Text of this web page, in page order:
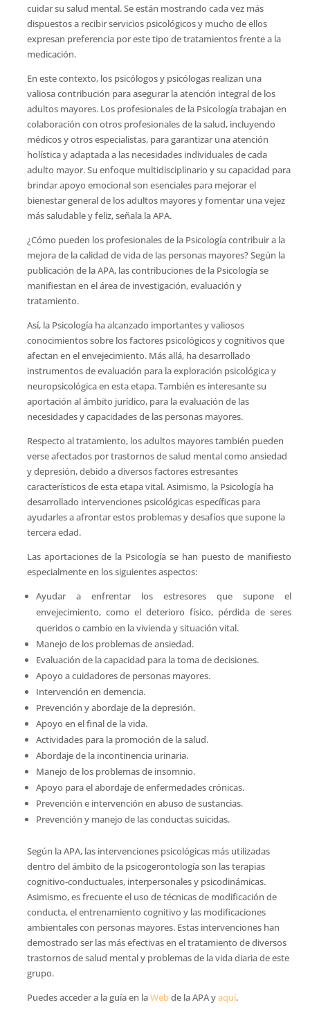
cuidar su salud mental. Se están mostrando cada vez más
dispuestos a recibir servicios psicológicos y mucho de ellos
expresan preferencia por este tipo de tratamientos frente a la
medicación.
En este contexto, los psicólogos y psicólogas realizan una
valiosa contribución para asegurar la atención integral de los
adultos mayores. Los profesionales de la Psicología trabajan en
colaboración con otros profesionales de la salud, incluyendo
médicos y otros especialistas, para garantizar una atención
holística y adaptada a las necesidades individuales de cada
adulto mayor. Su enfoque multidisciplinario y su capacidad para
brindar apoyo emocional son esenciales para mejorar el
bienestar general de los adultos mayores y fomentar una vejez
más saludable y feliz, señala la APA.
¿Cómo pueden los profesionales de la Psicología contribuir a la
mejora de la calidad de vida de las personas mayores? Según la
publicación de la APA, las contribuciones de la Psicología se
manifiestan en el área de investigación, evaluación y
tratamiento.
Así, la Psicología ha alcanzado importantes y valiosos
conocimientos sobre los factores psicológicos y cognitivos que
afectan en el envejecimiento. Más allá, ha desarrollado
instrumentos de evaluación para la exploración psicológica y
neuropsicológica en esta etapa. También es interesante su
aportación al ámbito jurídico, para la evaluación de las
necesidades y capacidades de las personas mayores.
Respecto al tratamiento, los adultos mayores también pueden
verse afectados por trastornos de salud mental como ansiedad
y depresión, debido a diversos factores estresantes
característicos de esta etapa vital. Asimismo, la Psicología ha
desarrollado intervenciones psicológicas específicas para
ayudarles a afrontar estos problemas y desafíos que supone la
tercera edad.
Las aportaciones de la Psicología se han puesto de manifiesto
especialmente en los siguientes aspectos:
Ayudar a enfrentar los estresores que supone el
envejecimiento, como el deterioro físico, pérdida de seres
queridos o cambio en la vivienda y situación vital.
Manejo de los problemas de ansiedad.
Evaluación de la capacidad para la toma de decisiones.
Apoyo a cuidadores de personas mayores.
Intervención en demencia.
Prevención y abordaje de la depresión.
Apoyo en el final de la vida.
Actividades para la promoción de la salud.
Abordaje de la incontinencia urinaria.
Manejo de los problemas de insomnio.
Apoyo para el abordaje de enfermedades crónicas.
Prevención e intervención en abuso de sustancias.
Prevención y manejo de las conductas suicidas.
Según la APA, las intervenciones psicológicas más utilizadas
dentro del ámbito de la psicogerontología son las terapias
cognitivo-conductuales, interpersonales y psicodinámicas.
Asimismo, es frecuente el uso de técnicas de modificación de
conducta, el entrenamiento cognitivo y las modificaciones
ambientales con personas mayores. Estas intervenciones han
demostrado ser las más efectivas en el tratamiento de diversos
trastornos de salud mental y problemas de la vida diaria de este
grupo.
Puedes acceder a la guía en laWebde la APA yaquí.